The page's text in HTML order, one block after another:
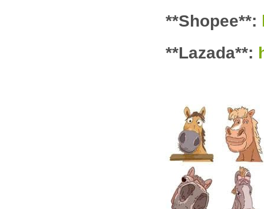
**Shopee**:
**Lazada**: